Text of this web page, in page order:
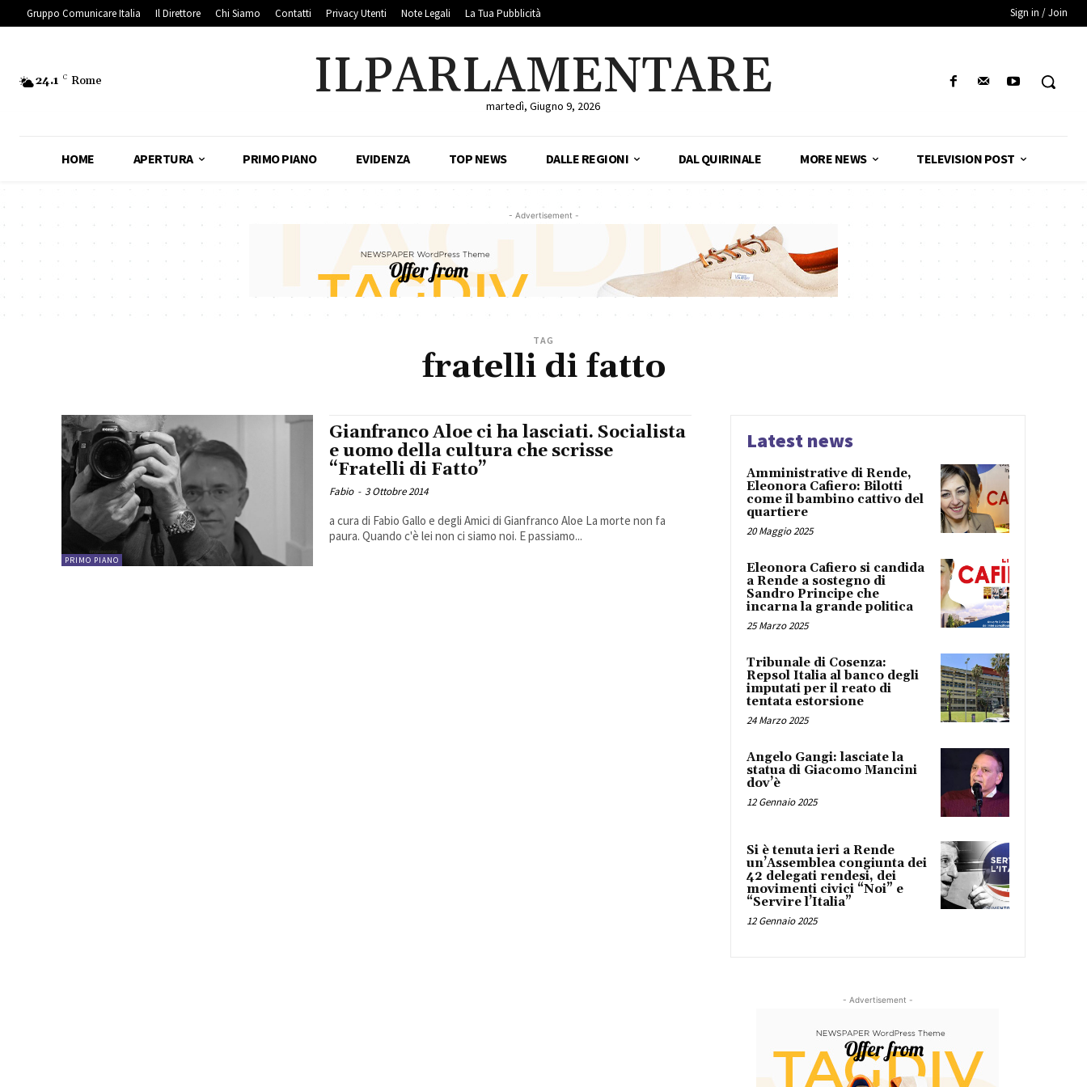
Gruppo Comunicare Italia Il Direttore Chi Siamo Contatti Privacy Utenti Note Legali La Tua Pubblicità Sign in / Join
24.1 C Rome ILPARLAMENTARE
martedì, Giugno 9, 2026
HOME APERTURA PRIMO PIANO EVIDENZA TOP NEWS DALLE REGIONI DAL QUIRINALE MORE NEWS TELEVISION POST
- Advertisement -
TAG
fratelli di fatto
PRIMO PIANO
Gianfranco Aloe ci ha lasciati. Socialista
e uomo della cultura che scrisse
“Fratelli di Fatto”
Fabio - 3 Ottobre 2014
a cura di Fabio Gallo e degli Amici di Gianfranco Aloe La morte non fa
paura. Quando c'è lei non ci siamo noi. E passiamo...
Latest news
Amministrative di Rende,
Eleonora Cafiero: Bilotti
come il bambino cattivo del
quartiere
20 Maggio 2025
Eleonora Cafiero si candida
a Rende a sostegno di
Sandro Principe che
incarna la grande politica
25 Marzo 2025
Tribunale di Cosenza:
Repsol Italia al banco degli
imputati per il reato di
tentata estorsione
24 Marzo 2025
Angelo Gangi: lasciate la
statua di Giacomo Mancini
dov’è
12 Gennaio 2025
Si è tenuta ieri a Rende
un’Assemblea congiunta dei
42 delegati rendesi, dei
movimenti civici “Noi” e
“Servire l’Italia”
12 Gennaio 2025
- Advertisement -